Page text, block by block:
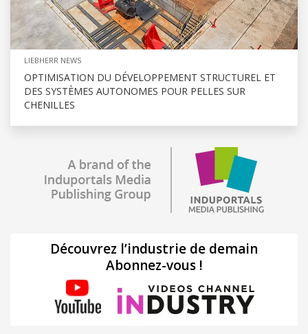
LIEBHERR NEWS
OPTIMISATION DU DÉVELOPPEMENT STRUCTUREL ET
DES SYSTÈMES AUTONOMES POUR PELLES SUR
CHENILLES
Découvrez l’industrie de demain
Abonnez-vous !